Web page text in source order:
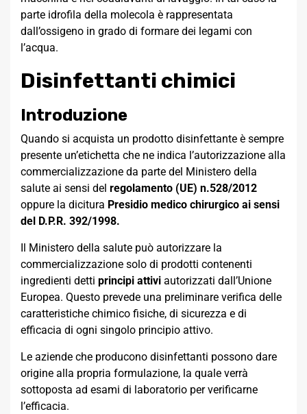
parte idrofila della molecola è rappresentata
dall’ossigeno in grado di formare dei legami con
l’acqua.
Disinfettanti chimici
Introduzione
Quando si acquista un prodotto disinfettante è sempre
presente un’etichetta che ne indica l’autorizzazione alla
commercializzazione da parte del Ministero della
salute ai sensi del regolamento (UE) n.528/2012
oppure la dicitura Presidio medico chirurgico ai sensi
del D.P.R. 392/1998.
Il Ministero della salute può autorizzare la
commercializzazione solo di prodotti contenenti
ingredienti detti principi attivi autorizzati dall’Unione
Europea. Questo prevede una preliminare verifica delle
caratteristiche chimico fisiche, di sicurezza e di
efficacia di ogni singolo principio attivo.
Le aziende che producono disinfettanti possono dare
origine alla propria formulazione, la quale verrà
sottoposta ad esami di laboratorio per verificarne
l’efficacia.